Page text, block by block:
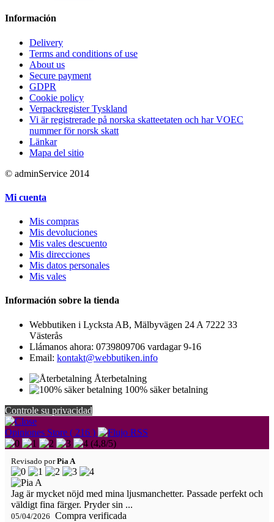
Información
Delivery
Terms and conditions of use
About us
Secure payment
GDPR
Cookie policy
Verpackregister Tyskland
Vi är registrerade på norska skatteetaten och har VOEC
nummer för norsk skatt
Länkar
Mapa del sitio
© adminService 2014
Mi cuenta
Mis compras
Mis devoluciones
Mis vales descuento
Mis direcciones
Mis datos personales
Mis vales
Información sobre la tienda
Webbutiken i Lycksta AB, Mälbyvägen 24 A 7222 33
Västerås
Llámanos ahora: 0739809706 vardagar 9-16
Email: kontakt@webbutiken.info
Återbetalning
100% säker betalning
Controle su privacidad
Opiniones Store ( 216 )
(4,8/5)
Revisado porPia A
Jag är mycket nöjd med mina ljusmanchetter. Passade perfekt och
väldigt fina färger. Pryder sin ...
05/04/2026 Compra verificada